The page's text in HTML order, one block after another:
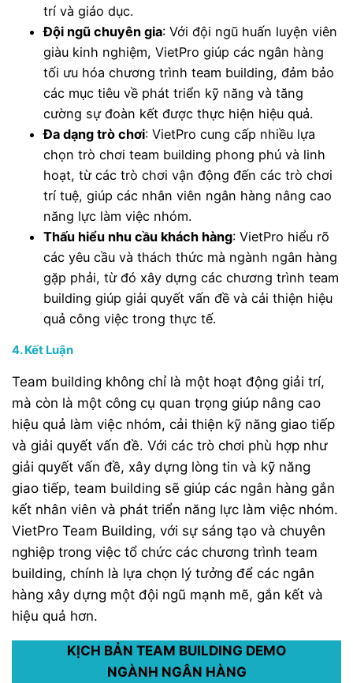
trí và giáo dục.
Đội ngũ chuyên gia: Với đội ngũ huấn luyện viên
giàu kinh nghiệm, VietPro giúp các ngân hàng
tối ưu hóa chương trình team building, đảm bảo
các mục tiêu về phát triển kỹ năng và tăng
cường sự đoàn kết được thực hiện hiệu quả.
Đa dạng trò chơi: VietPro cung cấp nhiều lựa
chọn trò chơi team building phong phú và linh
hoạt, từ các trò chơi vận động đến các trò chơi
trí tuệ, giúp các nhân viên ngân hàng nâng cao
năng lực làm việc nhóm.
Thấu hiểu nhu cầu khách hàng: VietPro hiểu rõ
các yêu cầu và thách thức mà ngành ngân hàng
gặp phải, từ đó xây dựng các chương trình team
building giúp giải quyết vấn đề và cải thiện hiệu
quả công việc trong thực tế.
4. Kết Luận
Team building không chỉ là một hoạt động giải trí,
mà còn là một công cụ quan trọng giúp nâng cao
hiệu quả làm việc nhóm, cải thiện kỹ năng giao tiếp
và giải quyết vấn đề. Với các trò chơi phù hợp như
giải quyết vấn đề, xây dựng lòng tin và kỹ năng
giao tiếp, team building sẽ giúp các ngân hàng gắn
kết nhân viên và phát triển năng lực làm việc nhóm.
VietPro Team Building, với sự sáng tạo và chuyên
nghiệp trong việc tổ chức các chương trình team
building, chính là lựa chọn lý tưởng để các ngân
hàng xây dựng một đội ngũ mạnh mẽ, gắn kết và
hiệu quả hơn.
KỊCH BẢN TEAM BUILDING DEMO
NGÀNH NGÂN HÀNG